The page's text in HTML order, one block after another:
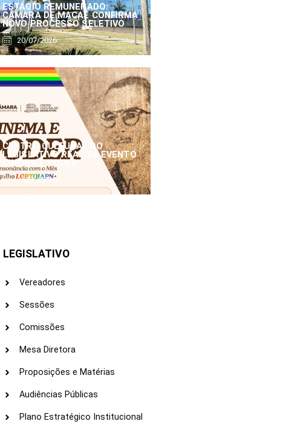
ESTÁGIO REMUNERADO:
CÂMARA DE MACAÉ CONFIRMA
NOVO PROCESSO SELETIVO
20/07/2026
CENTRO CULTURAL DO
LEGISLATIVO REALIZA EVENTO
CINEMA E PODER
25/06/2026
LEGISLATIVO
Vereadores
Sessões
Comissões
Mesa Diretora
Proposições e Matérias
Audiências Públicas
Plano Estratégico Institucional